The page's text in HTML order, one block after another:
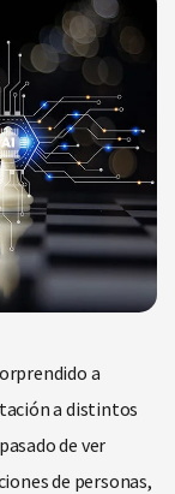
a
a distintos
de ver
de personas,